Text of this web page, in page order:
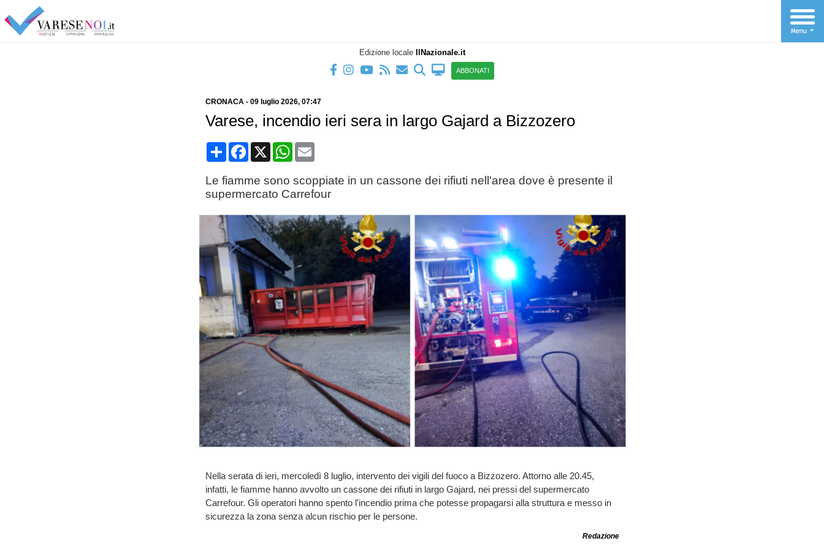
Edizione locale IlNazionale.it
ABBONATI
CRONACA- 09 luglio 2026, 07:47
Varese, incendio ieri sera in largo Gajard a Bizzozero
CondividiFacebook
X WhatsApp
Email
Le fiamme sono scoppiate in un cassone dei rifiuti nell'area dove è presente il
supermercato Carrefour
Nella serata di ieri, mercoledì 8 luglio, intervento dei vigili del fuoco a Bizzozero. Attorno alle 20.45,
infatti, le fiamme hanno avvolto un cassone dei rifiuti in largo Gajard, nei pressi del supermercato
Carrefour. Gli operatori hanno spento l'incendio prima che potesse propagarsi alla struttura e messo in
sicurezza la zona senza alcun rischio per le persone.
Redazione